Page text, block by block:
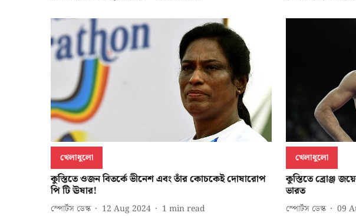
খেলাধুলো
কুস্তিতে ওজন বিতর্কে ভীনেশ এবং তাঁর কোচকেই দোষারোপ
পি টি ঊষার!
স্পোর্টস ডেস্ক 12 Aug 2024 1 min read
খেলাধুলো
কুস্তিতে ব্রোঞ্জ
ভারত
স্পোর্টস ডেস্ক 09